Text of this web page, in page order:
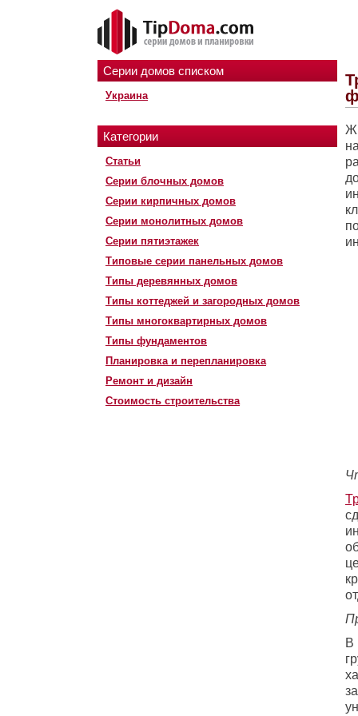
Серии домов списком
Украина
Категории
Статьи
Серии блочных домов
Серии кирпичных домов
Серии монолитных домов
Серии пятиэтажек
Типовые серии панельных домов
Типы деревянных домов
Типы коттеджей и загородных домов
Типы многоквартирных домов
Типы фундаментов
Планировка и перепланировка
Ремонт и дизайн
Стоимость строительства
В